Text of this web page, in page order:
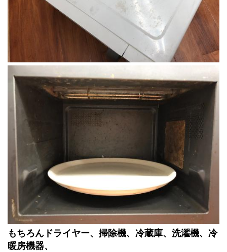
もちろんドライヤー、掃除機、冷蔵庫、洗濯機、冷
暖房機器、